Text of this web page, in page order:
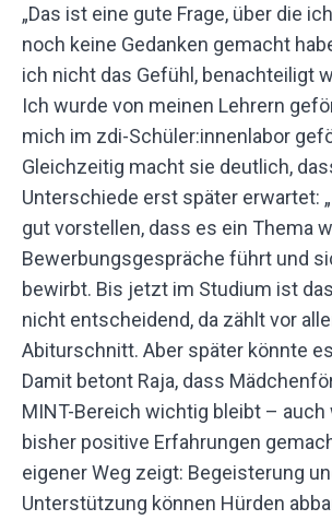
„Das ist eine gute Frage, über die
noch keine Gedanken gemacht
ich nicht das Gefühl, benachteiligt
Ich wurde von meinen Lehrern
mich im zdi-Schüler:innenlabor
Gleichzeitig macht sie deutlich,
Unterschiede erst später erwartet:
gut vorstellen, dass es ein Thema
Bewerbungsgespräche führt und
bewirbt. Bis jetzt im Studium ist
nicht entscheidend, da zählt vor
Abiturschnitt. Aber später könnte
Damit betont Raja, dass
MINT-Bereich wichtig bleibt –
bisher positive Erfahrungen
eigener Weg zeigt: Begeisterung
Unterstützung können Hürden